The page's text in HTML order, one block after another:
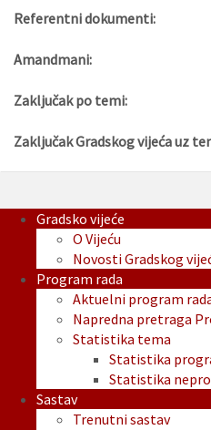
Referentni dokumenti:
Amandmani:
Zaključak po temi:
Zaključak Gradskog vijeća uz
Gradsko vijeće
O Vijeću
Novosti Gradskog
Program rada
Aktuelni program
Napredna pretraga
Statistika tema
Statistika
Statistika
Sastav
Trenutni sastav